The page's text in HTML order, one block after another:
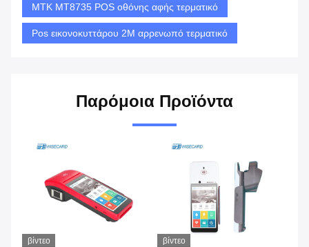
MTK MT8735 POS οθόνης αφής τερματικό
Pos εικονοκυττάρου 2M αρρενωπό τερματικό
Παρόμοια Προϊόντα
βίντεο βίντεο